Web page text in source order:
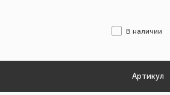
В наличии
Артикул